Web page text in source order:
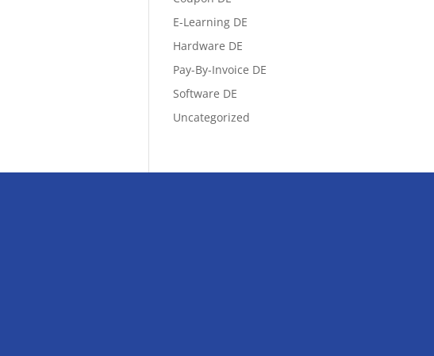
E-Learning DE
Hardware DE
Pay-By-Invoice DE
Software DE
Uncategorized